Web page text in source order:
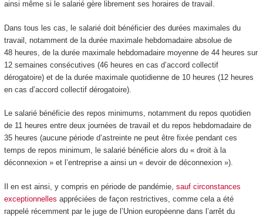
ainsi même si le salarié gère librement ses horaires de travail.
Dans tous les cas, le salarié doit bénéficier des durées maximales du
travail, notamment de la durée maximale hebdomadaire absolue de
48 heures, de la durée maximale hebdomadaire moyenne de 44 heures sur
12 semaines consécutives (46 heures en cas d’accord collectif
dérogatoire) et de la durée maximale quotidienne de 10 heures (12 heures
en cas d’accord collectif dérogatoire).
Le salarié bénéficie des repos minimums, notamment du repos quotidien
de 11 heures entre deux journées de travail et du repos hebdomadaire de
35 heures (aucune période d’astreinte ne peut être fixée pendant ces
temps de repos minimum, le salarié bénéficie alors du « droit à la
déconnexion » et l’entreprise a ainsi un « devoir de déconnexion »).
Il en est ainsi, y compris en période de pandémie, sauf circonstances
exceptionnelles appréciées de façon restrictives, comme cela a été
rappelé récemment par le juge de l’Union européenne dans l’arrêt du